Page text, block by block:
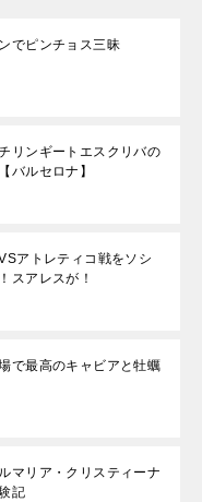
でピンチョス三昧
リンギートエスクリバの
バルセロナ】
アトレティコ戦をソシ
スアレスが！
で最高のキャビアと牡蠣
マリア・クリスティーナ
記